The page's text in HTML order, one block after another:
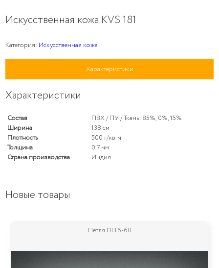
Искусственная кожа KVS 181
Категория: Искусственная кожа
Характеристики
Характеристики
Состав
ПВХ / ПУ / Ткань: 85%, 0%, 15%
Ширина
138 см
Плотность
500 г/кв. м
Толщина
0,7 мм
Страна производства
Индия
Новые товары